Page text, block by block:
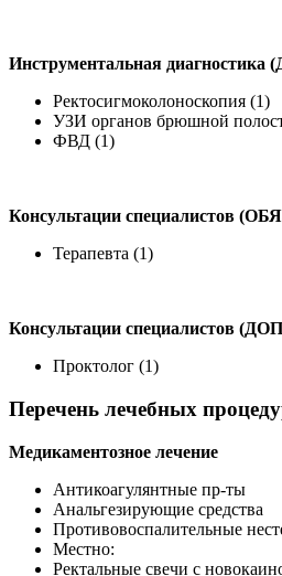
Инструментальная
Ректосигмоколоноскопия (1)
УЗИ органов брюшной
ФВД (1)
Консультации специалистов
Терапевта (1)
Консультации специалистов
Проктолог (1)
Перечень лечебных
Медикаментозное лечение
Антикоагулянтные пр-ты
Анальгезирующие средства
Противовоспалительные
Местно:
Ректальные свечи с